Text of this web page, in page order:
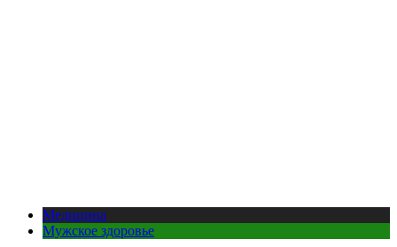
Медицина
Мужское здоровье